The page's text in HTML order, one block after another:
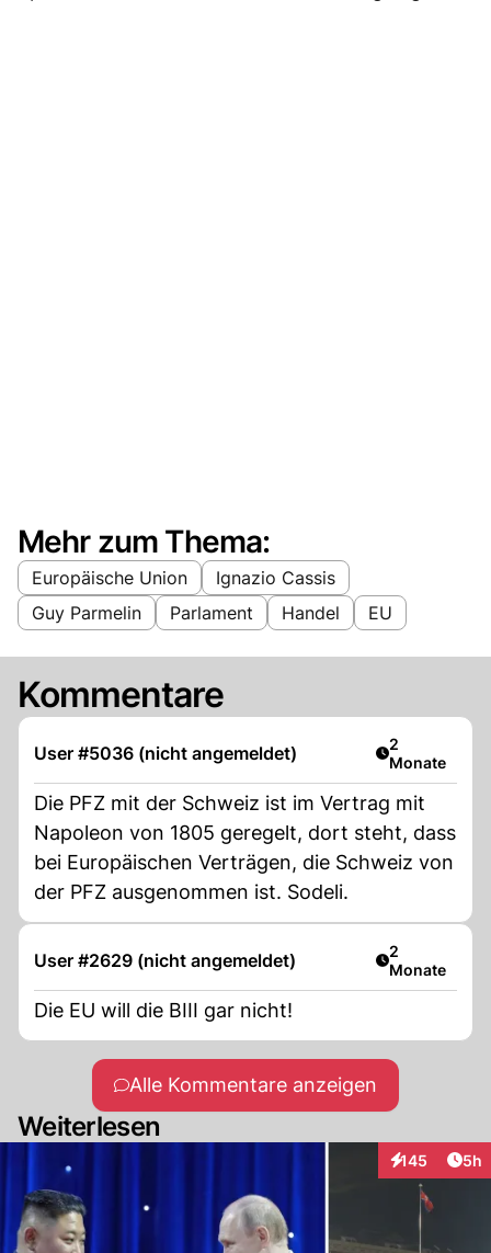
Mehr zum Thema:
Europäische Union
Ignazio Cassis
Guy Parmelin
Parlament Handel EU
Kommentare
User #5036 (nicht angemeldet) Artikel
2
Monate
Die PFZ mit der Schweiz ist im Vertrag mit
Napoleon von 1805 geregelt, dort steht, dass
bei Europäischen Verträgen, die Schweiz von
der PFZ ausgenommen ist. Sodeli.
User #2629 (nicht angemeldet) Artikel
2
Monate
Die EU will die BIII gar nicht!
Alle Kommentare anzeigen
Weiterlesen
145
Interaktionen
5h